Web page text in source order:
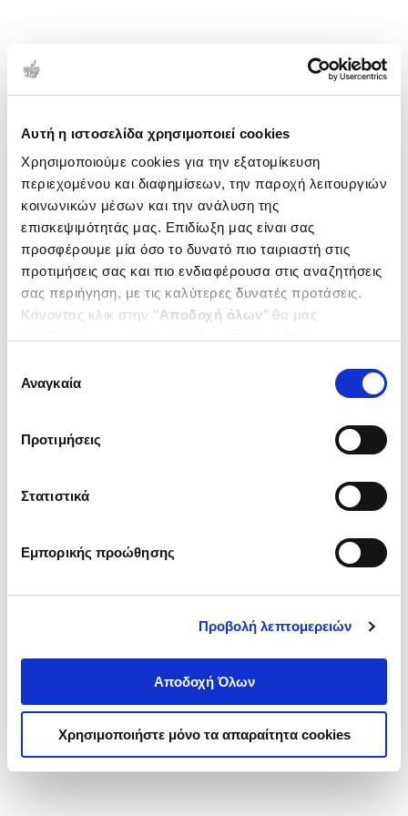
Αυτή η ιστοσελίδα χρησιμοποιεί cookies
Χρησιμοποιούμε cookies για την εξατομίκευση
περιεχομένου και διαφημίσεων, την παροχή λειτουργιών
κοινωνικών μέσων και την ανάλυση της
επισκεψιμότητάς μας. Επιδίωξη μας είναι σας
προσφέρουμε μία όσο το δυνατό πιο ταιριαστή στις
προτιμήσεις σας και πιο ενδιαφέρουσα στις αναζητήσεις
σας περιήγηση, με τις καλύτερες δυνατές προτάσεις.
Κάνοντας κλικ στην ‘’Αποδοχή όλων’’ θα μας
ενδιαφέρουν και να επιλέξετε από τα παρακάτω με την
΄΄και να ενημερωθείτε σχετικά με
συγκατάθεσης
Αναγκαία
Προτιμήσεις
Στατιστικά
Εμπορικής προώθησης
Προβολή λεπτομερειών
Αποδοχή Όλων
Χρησιμοποιήστε μόνο τα απαραίτητα cookies